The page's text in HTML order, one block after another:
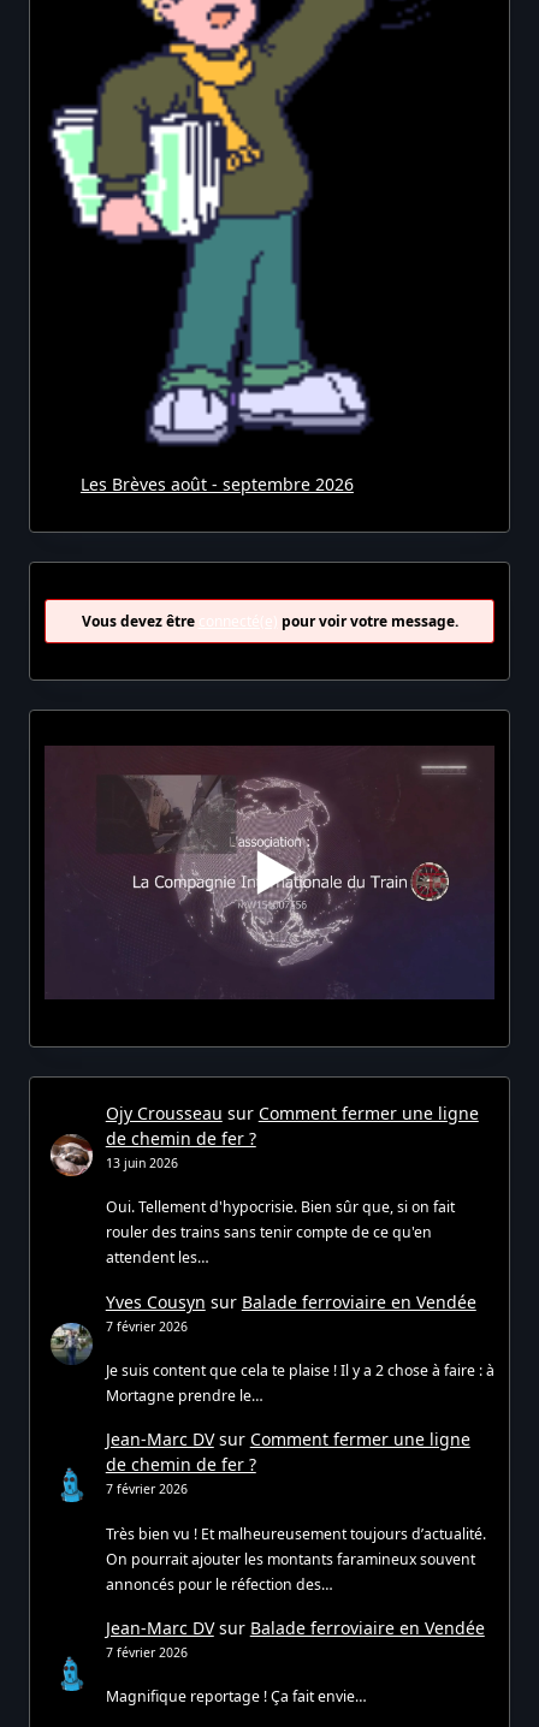
Les Brèves août - septembre 2026
Vous devez être pour voir votre message.
Ojy Crousseau sur Comment fermer une ligne
de chemin de fer ?
13 juin 2026
Oui. Tellement d'hypocrisie. Bien sûr que, si on fait
rouler des trains sans tenir compte de ce qu'en
attendent les…
Yves Cousyn sur Balade ferroviaire en Vendée
7 février 2026
Je suis content que cela te plaise ! Il y a 2 chose à faire : à
Mortagne prendre le…
Jean-Marc DVsur Comment fermer une ligne
de chemin de fer ?
7 février 2026
Très bien vu ! Et malheureusement toujours d’actualité.
On pourrait ajouter les montants faramineux souvent
annoncés pour le réfection des…
Jean-Marc DVsur Balade ferroviaire en Vendée
7 février 2026
Magnifique reportage ! Ça fait envie…